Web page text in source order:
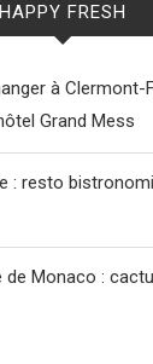
HAPPY FRESH
à Clermont-
Grand Mess
: resto
de Monaco :